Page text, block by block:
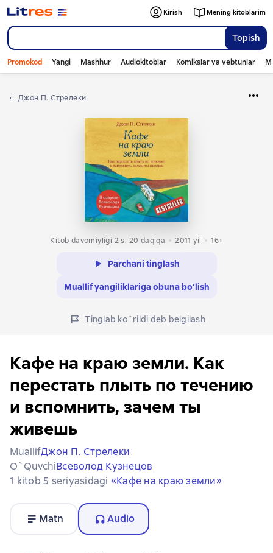
Topish
Kirish Mening kitoblarim
Promokod Yangi Mashhur Audiokitoblar Komikslar va vebtunlar
Джон П. Стрелеки
Kitob davomiyligi 2 s. 20 daqiqa 2011 yil 16+
Parchani tinglash
Muallif yangiliklariga obuna bo‘lish
Tinglab ko`rildi deb belgilash
Кафе на краю земли. Как
перестать плыть по течению
и вспомнить, зачем ты
живешь
MuallifДжон П. Стрелеки
O`quvchiВсеволод Кузнецов
1 kitob 5 seriyasidagi «Кафе на краю земли»
Matn Audio